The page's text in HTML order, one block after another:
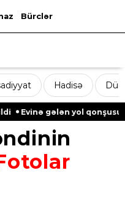
Bürclər
Hadisə
yol qonşusu tərəfindən